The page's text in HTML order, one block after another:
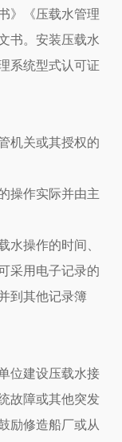
《压载水管理
书。安装压载水
系统型式认可证
关或其授权的
作实际并由主
操作的时间、
采用电子记录的
到其他记录簿
位建设压载水接
故障或其他突发
励修造船厂或从